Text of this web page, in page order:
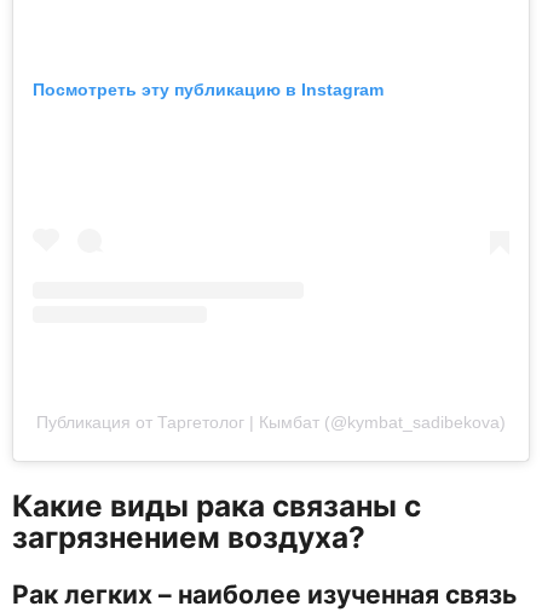
Посмотреть эту публикацию в Instagram
Публикация от Таргетолог | Кымбат (@kymbat_sadibekova)
Какие виды рака связаны с
загрязнением воздуха?
Рак легких – наиболее изученная связь